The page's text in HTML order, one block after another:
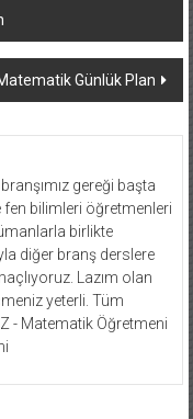
Günlük Plan
gereği başta
bilimleri öğretmenleri
birlikte
diğer branş derslere
Lazım olan
yeterli. Tüm
- Matematik Öğretmeni